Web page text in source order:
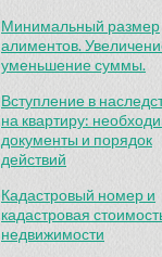
Минимальный размер
алиментов.
уменьшение суммы.
Вступление в
на квартиру:
документы и порядок
действий
Кадастровый номер и
кадастровая
недвижимости